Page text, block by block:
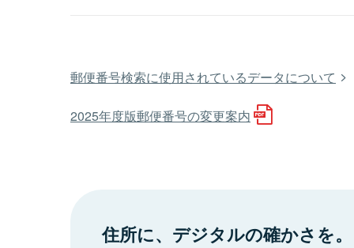
郵便番号検索に使用されているデータについて
2025年度版郵便番号の変更案内
住所に、デジタルの確かさを。